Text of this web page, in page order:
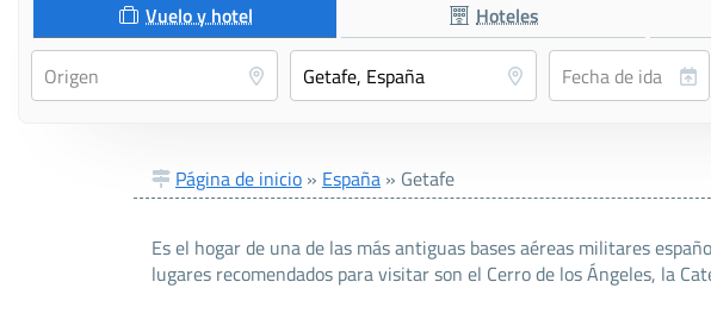
Vuelo y hotel Hoteles
Página de inicio » España » Getafe
Es el hogar de una de las más antiguas bases aéreas militares
lugares recomendados para visitar son el Cerro de los Ángeles, la